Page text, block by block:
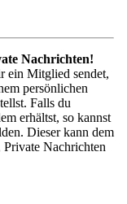
Nachrichten!
ein Mitglied sendet,
persönlichen
Falls du
erhältst, so kannst
Dieser kann dem
Nachrichten